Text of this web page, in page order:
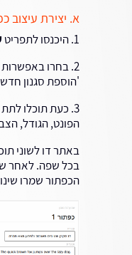
א. יצירת עיצוב
1. היכנסו לתפריט
2. בחרו
'הוספת סגנון
3. כעת תוכלו
הפונט, הגודל,
באתר דו לשוני
בכל שפה. לאחר
הכפתור שמרו